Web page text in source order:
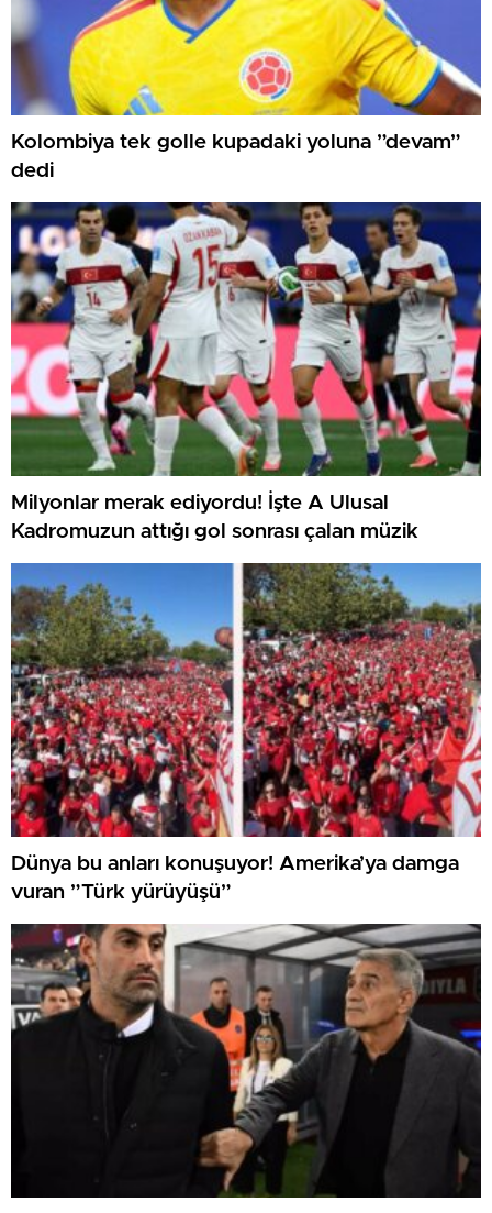
Kolombiya tek golle kupadaki yoluna ”devam”
dedi
Milyonlar merak ediyordu! İşte A Ulusal
Kadromuzun attığı gol sonrası çalan müzik
Dünya bu anları konuşuyor! Amerika’ya damga
vuran ”Türk yürüyüşü”